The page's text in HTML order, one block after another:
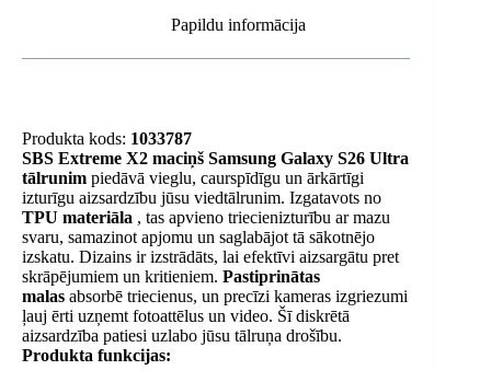
Papildu informācija
Produkta kods: 1033787
SBS Extreme X2 maciņš Samsung Galaxy S26 Ultra
tālrunim piedāvā vieglu, caurspīdīgu un ārkārtīgi
izturīgu aizsardzību jūsu viedtālrunim. Izgatavots no
TPU materiāla , tas apvieno triecienizturību ar mazu
svaru, samazinot apjomu un saglabājot tā sākotnējo
izskatu. Dizains ir izstrādāts, lai efektīvi aizsargātu pret
skrāpējumiem un kritieniem. Pastiprinātas
malas absorbē triecienus, un precīzi kameras izgriezumi
ļauj ērti uzņemt fotoattēlus un video. Šī diskrētā
aizsardzība patiesi uzlabo jūsu tālruņa drošību.
Produkta funkcijas: